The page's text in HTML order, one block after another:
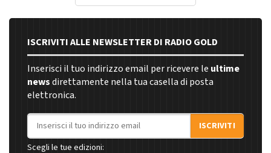
ISCRIVITI ALLE NEWSLETTER DI RADIO GOLD
Inserisci il tuo indirizzo email per ricevere le ultime
newsdirettamente nella tua casella di posta
elettronica.
Indirizzo email
ISCRIVITI
Scegli le tue edizioni: